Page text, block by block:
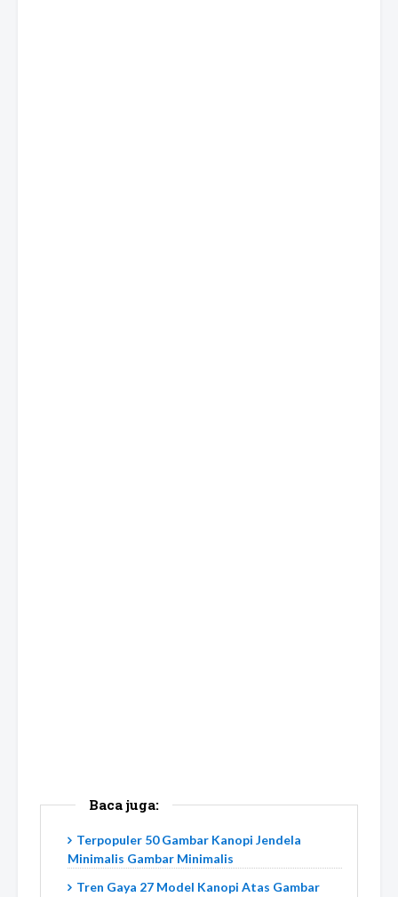
Baca juga:
Terpopuler 50 Gambar Kanopi Jendela
Minimalis Gambar Minimalis
Tren Gaya 27 Model Kanopi Atas Gambar